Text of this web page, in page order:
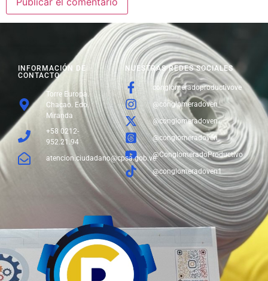
NUESTRAS REDES SOCIALES
conglomeradoproductivove
@conglomeradoven
@conglomeradoven
@conglomeradoven
@ConglomeradoProductivo
@conglomeradoven1
INFORMACIÓN DE
CONTACTO
Torre Europa.
Chacao. Edo.
Miranda
+58 0212-
952.21.94
atencion.ciudadano@cpsa.gob.ve